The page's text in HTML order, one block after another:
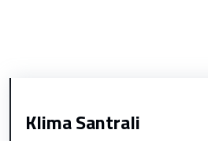
Klima Santrali